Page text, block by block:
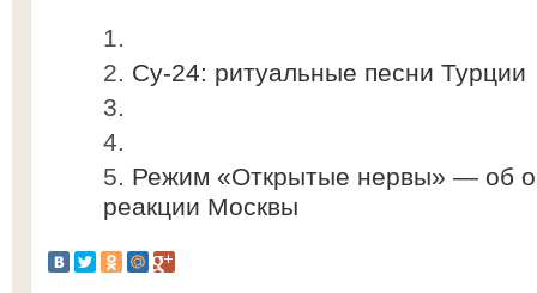
Су-24: ритуальные песни Турции
Режим «Открытые нервы» — об
реакции Москвы